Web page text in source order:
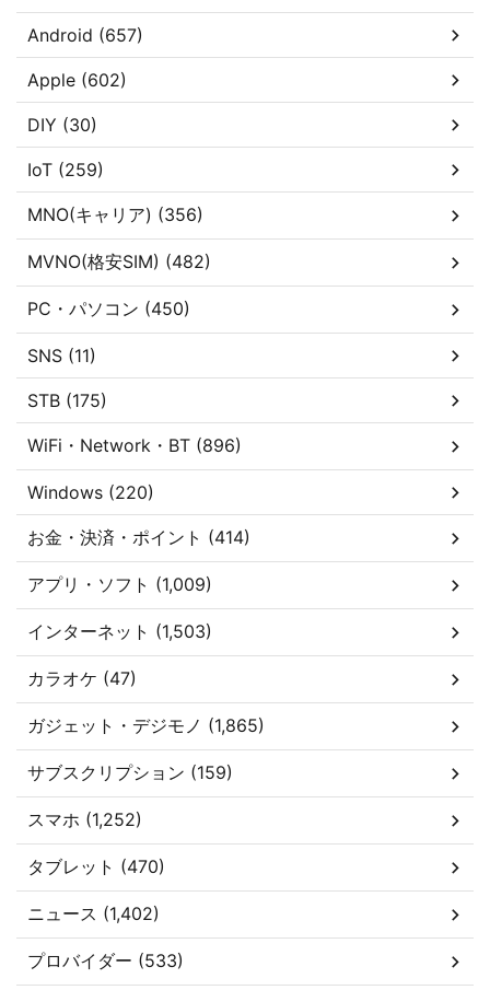
Android (657)
Apple (602)
DIY (30)
IoT (259)
MNO(キャリア) (356)
MVNO(格安SIM) (482)
PC・パソコン (450)
SNS (11)
STB (175)
WiFi・Network・BT (896)
Windows (220)
お金・決済・ポイント (414)
アプリ・ソフト (1,009)
インターネット (1,503)
カラオケ (47)
ガジェット・デジモノ (1,865)
サブスクリプション (159)
スマホ (1,252)
タブレット (470)
ニュース (1,402)
プロバイダー (533)